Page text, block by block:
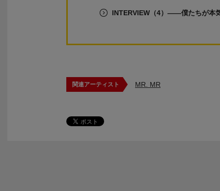
INTERVIEW（4）――僕たちが本
関連アーティスト MR. MR